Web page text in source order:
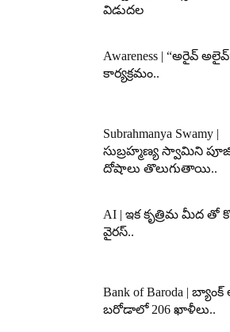
విడుదల
Awareness | “అరైవ్
కార్యక్రమం..
Subrahmanya Swamy |
సుబ్రహ్మణ్య స్వామిని
దోషాలు తొలుగుతాయి..
AI | ఇక కృత్రిమ మీద తో
వైరస్..
Bank of Baroda |
బరోడాలో 206 ఖాళీలు..